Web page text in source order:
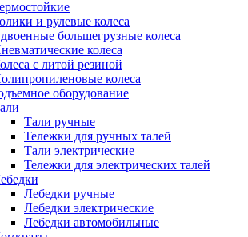
и рулевые колеса
большегрузные колеса
колеса
с литой резиной
колеса
оборудование
Тали ручные
Тележки для ручных талей
Тали электрические
Тележки для электрических талей
Лебедки ручные
Лебедки электрические
Лебедки автомобильные